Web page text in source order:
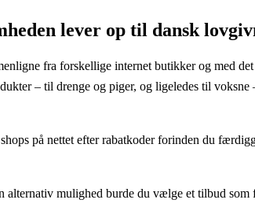
lever op til dansk
fra forskellige internet butikker og med
– til drenge og piger, og ligeledes til
på nettet efter rabatkoder forinden du
alternativ mulighed burde du vælge et tilbud